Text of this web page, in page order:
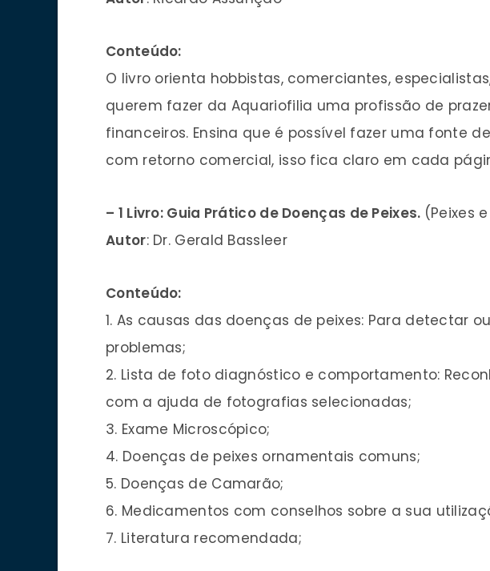
Conteúdo:
O livro orienta hobbistas, comerciantes,
querem fazer da Aquariofilia uma profissão de
financeiros. Ensina que é possível fazer uma fonte
com retorno comercial, isso fica claro em cada
– 1 Livro: Guia Prático de Doenças de Peixes. (Peixes
Autor: Dr. Gerald Bassleer
Conteúdo:
1. As causas das doenças de peixes: Para detectar
problemas;
2. Lista de foto diagnóstico e comportamento:
com a ajuda de fotografias selecionadas;
3. Exame Microscópico;
4. Doenças de peixes ornamentais comuns;
5. Doenças de Camarão;
6. Medicamentos com conselhos sobre a sua
7. Literatura recomendada;